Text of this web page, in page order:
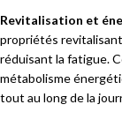
Revitalisation et
propriétés
réduisant la fatigue.
métabolisme
tout au long de la